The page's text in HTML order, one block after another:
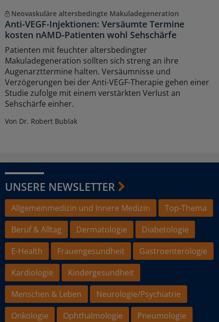
Neovaskuläre altersbedingte Makuladegeneration
Anti-VEGF-Injektionen: Versäumte Termine
kosten nAMD-Patienten wohl Sehschärfe
Patienten mit feuchter altersbedingter
Makuladegeneration sollten sich streng an ihre
Augenarzttermine halten. Versäumnisse und
Verzögerungen bei der Anti-VEGF-Therapie gehen einer
Studie zufolge mit einem verstärkten Verlust an
Sehschärfe einher.
Von Dr. Robert Bublak
UNSERE NEWSLETTER
Allgemeinmedizin und Innere Medizin
Top-Thema
Beruf & Alltag
Dermatologie
Diabetologie
E-Health
Frauengesundheit
Gastroenterologie
Kardiologie
Kindergesundheit
Menschen & Leben
Neurologie/Psychiatrie
Onkologie
Ophthalmologie
Pneumologie